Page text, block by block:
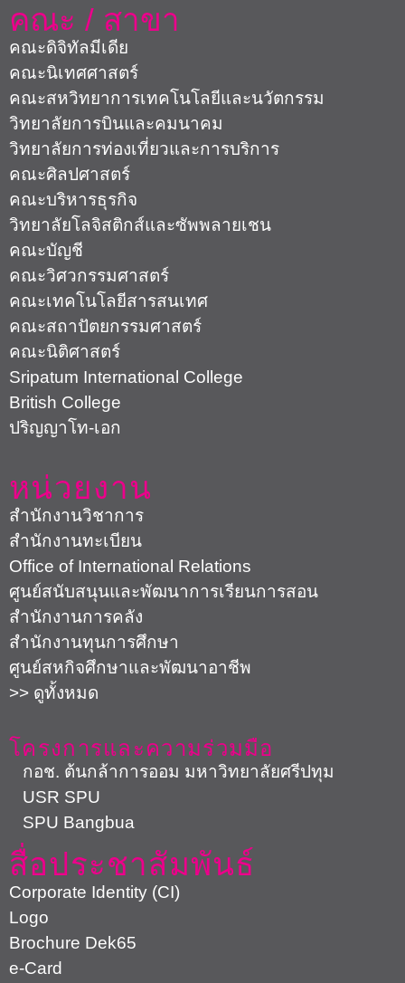
คณะ / สาขา
คณะดิจิทัลมีเดีย
คณะนิเทศศาสตร์
คณะสหวิทยาการเทคโนโลยีและนวัตกรรม
วิทยาลัยการบินและคมนาคม
วิทยาลัยการท่องเที่ยวและการบริการ
คณะศิลปศาสตร์
คณะบริหารธุรกิจ
วิทยาลัยโลจิสติกส์และซัพพลายเชน
คณะบัญชี
คณะวิศวกรรมศาสตร์
คณะเทคโนโลยีสารสนเทศ
คณะสถาปัตยกรรมศาสตร์
คณะนิติศาสตร์
Sripatum International College
British College
ปริญญาโท-เอก
หน่วยงาน
สำนักงานวิชาการ
สำนักงานทะเบียน
Office of International Relations
ศูนย์สนับสนุนและพัฒนาการเรียนการสอน
สำนักงานการคลัง
สำนักงานทุนการศึกษา
ศูนย์สหกิจศึกษาและพัฒนาอาชีพ
>> ดูทั้งหมด
โครงการและความร่วมมือ
ช. ต้นกล้าการออม มหาวิทยาลัยศรีปทุม
SPU
Bangbua
สื่อประชาสัมพันธ์
Corporate Identity (CI)
Logo
Brochure Dek65
e-Card